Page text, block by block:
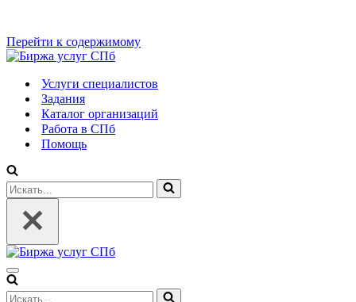
Перейти к содержимому
Услуги специалистов
Задания
Каталог организаций
Работа в СПб
Помощь
Искать...
Меню
навигации
Искать...